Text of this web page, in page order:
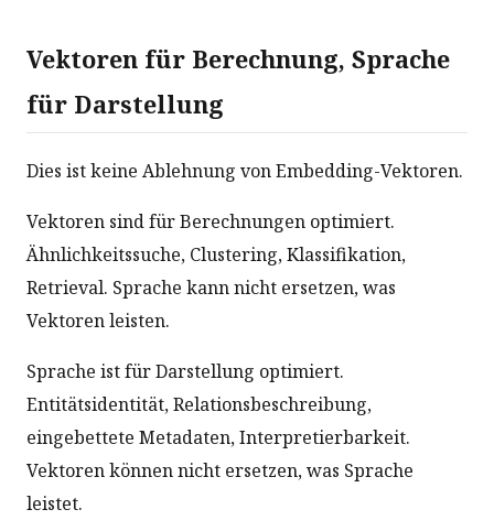
Vektoren für Berechnung, Sprache
für Darstellung
Dies ist keine Ablehnung von Embedding-Vektoren.
Vektoren sind für Berechnungen optimiert.
Ähnlichkeitssuche, Clustering, Klassifikation,
Retrieval. Sprache kann nicht ersetzen, was
Vektoren leisten.
Sprache ist für Darstellung optimiert.
Entitätsidentität, Relationsbeschreibung,
eingebettete Metadaten, Interpretierbarkeit.
Vektoren können nicht ersetzen, was Sprache
leistet.